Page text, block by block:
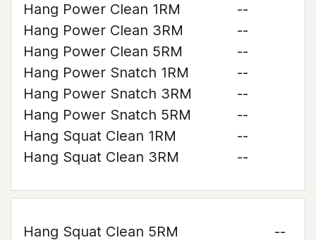
Hang Power Clean 1RM
--
Hang Power Clean 3RM
--
Hang Power Clean 5RM
--
Hang Power Snatch 1RM
--
Hang Power Snatch 3RM
--
Hang Power Snatch 5RM
--
Hang Squat Clean 1RM
--
Hang Squat Clean 3RM
--
Hang Squat Clean 5RM
--